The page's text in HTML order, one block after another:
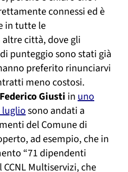
connessi ed è
in tutte le
altre città, dovegli
punteggio sono stati già
preferito rinunciarvi
meno costosi.
Federico Giusti inuno
sono andati a
del Comunedi
ad esempio, che in
“71 dipendenti
Multiservizi, che